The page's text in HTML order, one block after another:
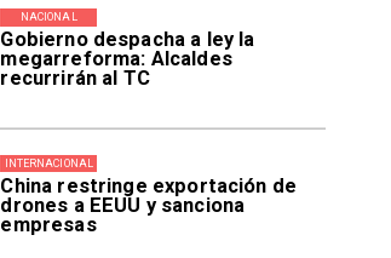
Gobierno despacha a ley la
megarreforma: Alcaldes
recurrirán al TC
NACIONAL
China restringe exportación de
drones a EEUU y sanciona
empresas
INTERNACIONAL